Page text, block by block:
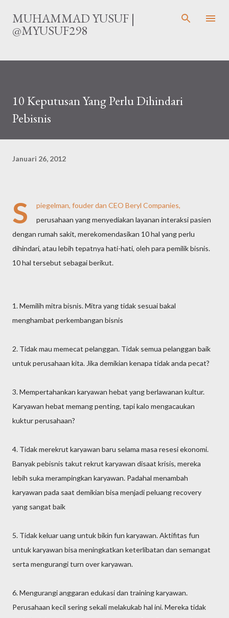
Langsung ke konten utama
MUHAMMAD YUSUF |
@MYUSUF298
10 Keputusan Yang Perlu Dihindari
Pebisnis
Januari 26, 2012
S
piegelman, fouder dan CEO Beryl Companies,
perusahaan yang menyediakan layanan interaksi pasien
dengan rumah sakit, merekomendasikan 10 hal yang perlu
dihindari, atau lebih tepatnya hati-hati, oleh para pemilik bisnis.
10 hal tersebut sebagai berikut.
1. Memilih mitra bisnis. Mitra yang tidak sesuai bakal
menghambat perkembangan bisnis
2. Tidak mau memecat pelanggan. Tidak semua pelanggan baik
untuk perusahaan kita. Jika demikian kenapa tidak anda pecat?
3. Mempertahankan karyawan hebat yang berlawanan kultur.
Karyawan hebat memang penting, tapi kalo mengacaukan
kuktur perusahaan?
4. Tidak merekrut karyawan baru selama masa resesi ekonomi.
Banyak pebisnis takut rekrut karyawan disaat krisis, mereka
lebih suka merampingkan karyawan. Padahal menambah
karyawan pada saat demikian bisa menjadi peluang recovery
yang sangat baik
5. Tidak keluar uang untuk bikin fun karyawan. Aktifitas fun
untuk karyawan bisa meningkatkan keterlibatan dan semangat
serta mengurangi turn over karyawan.
6. Mengurangi anggaran edukasi dan training karyawan.
Perusahaan kecil sering sekali melakukab hal ini. Mereka tidak